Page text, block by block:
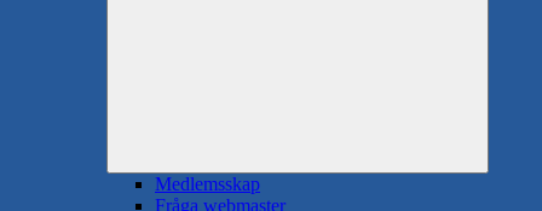
Medlemsskap
Fråga webmaster